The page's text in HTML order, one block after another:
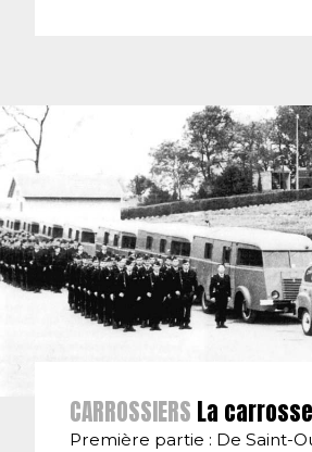
CARROSSIERS La
Première partie : De Saint-